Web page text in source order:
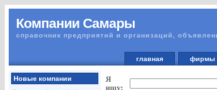
Компании Самары
справочник предприятий и организаций,
главная
Новые компании
Я
ищу: